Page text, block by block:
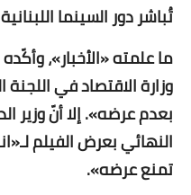
تُباشر دور السينما
ما علمته «الأخبار»،
وزارة الاقتصاد في
بعدم عرضه». إلا أنّ وزير
النهائي بعرض الفيلم
تمنع عرضه».